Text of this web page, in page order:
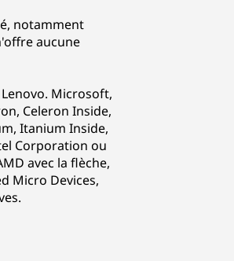
notamment
aucune
Microsoft,
Celeron Inside,
Itanium Inside,
Corporation ou
avec la flèche,
Micro Devices,